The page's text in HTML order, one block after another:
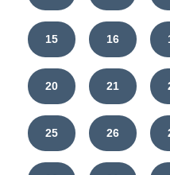
15 16
20 21
25 26